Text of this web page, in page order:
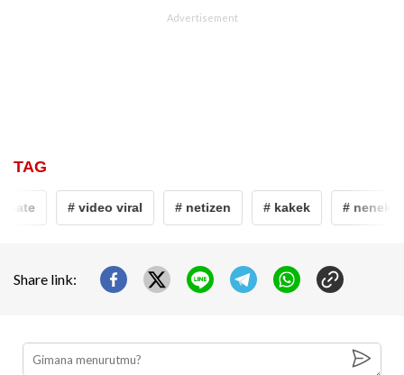
TAG
# video viral # netizen # kakek # nenek
Share link: